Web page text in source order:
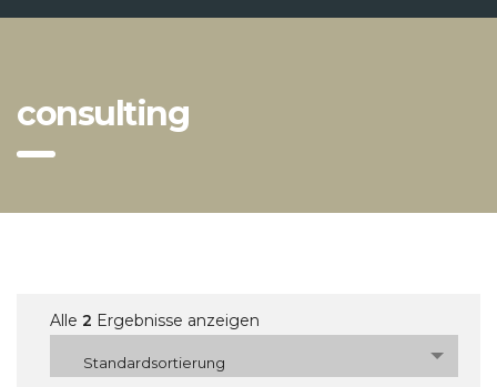
consulting
Alle 2 Ergebnisse anzeigen
Standardsortierung